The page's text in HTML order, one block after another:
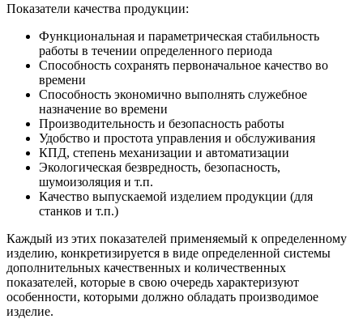
Показатели качества продукции:
Функциональная и параметрическая стабильность
работы в течении определенного периода
Способность сохранять первоначальное качество во
времени
Способность экономично выполнять служебное
назначение во времени
Производительность и безопасность работы
Удобство и простота управления и обслуживания
КПД, степень механизации и автоматизации
Экологическая безвредность, безопасность,
шумоизоляция и т.п.
Качество выпускаемой изделием продукции (для
станков и т.п.)
Каждый из этих показателей применяемый к определенному
изделию, конкретизируется в виде определенной системы
дополнительных качественных и количественных
показателей, которые в свою очередь характеризуют
особенности, которыми должно обладать производимое
изделие.